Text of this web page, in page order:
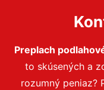
Preplach
to skúsených a
rozumný peniaz?